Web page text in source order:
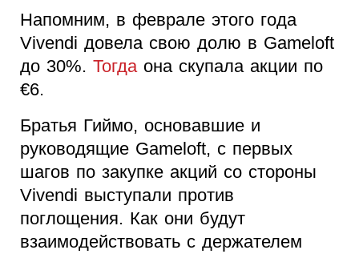
Напомним, в феврале этого года
Vivendi довела свою долю в Gameloft
до 30%. Тогдаона скупала акции по
€6.
Братья Гиймо, основавшие и
руководящие Gameloft, с первых
шагов по закупке акций со стороны
Vivendi выступали против
поглощения. Как они будут
взаимодействовать с держателем